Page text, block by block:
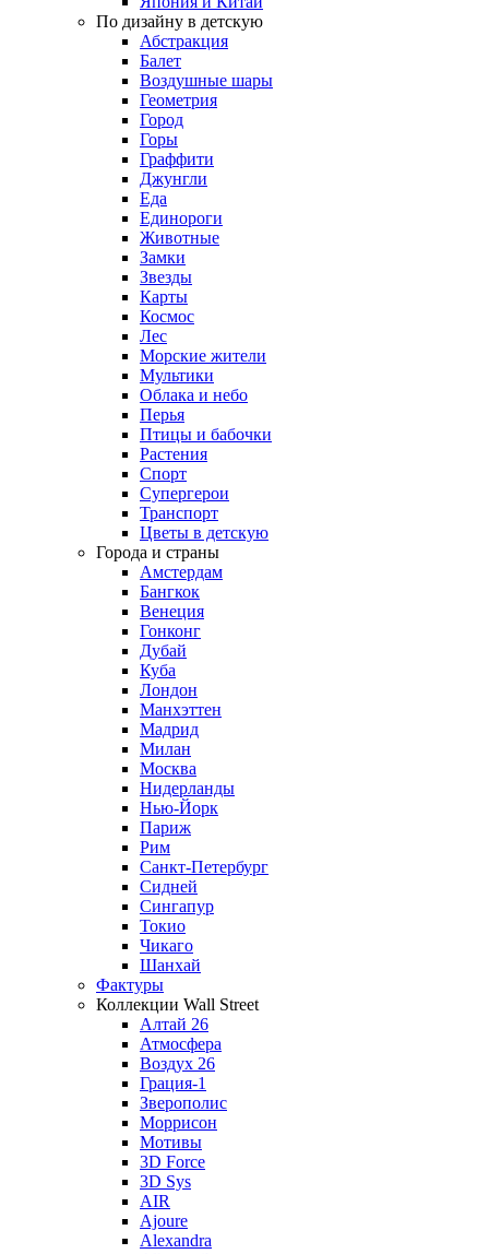
По дизайну в детскую
Абстракция
Балет
Воздушные шары
Геометрия
Город
Горы
Граффити
Джунгли
Еда
Единороги
Животные
Замки
Звезды
Карты
Космос
Лес
Морские жители
Мультики
Облака и небо
Перья
Птицы и бабочки
Растения
Спорт
Супергерои
Транспорт
Цветы в детскую
Города и страны
Амстердам
Бангкок
Венеция
Гонконг
Дубай
Куба
Лондон
Манхэттен
Мадрид
Милан
Москва
Нидерланды
Нью-Йорк
Париж
Рим
Санкт-Петербург
Сидней
Сингапур
Токио
Чикаго
Шанхай
Фактуры
Коллекции Wall Street
Алтай 26
Атмосфера
Воздух 26
Грация-1
Зверополис
Моррисон
Мотивы
3D Force
3D Sys
AIR
Ajoure
Alexandra